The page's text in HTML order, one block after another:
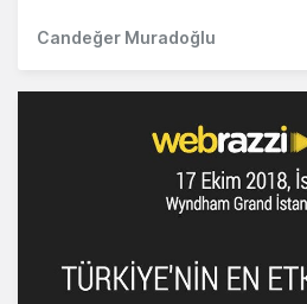
Candeğer Muradoğlu